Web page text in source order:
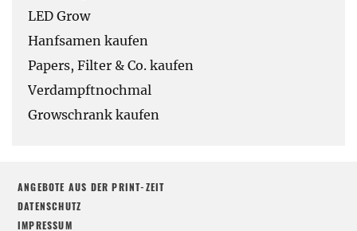
LED Grow
Hanfsamen kaufen
Papers, Filter & Co. kaufen
Verdampftnochmal
Growschrank kaufen
ANGEBOTE AUS DER PRINT-ZEIT
DATENSCHUTZ
IMPRESSUM